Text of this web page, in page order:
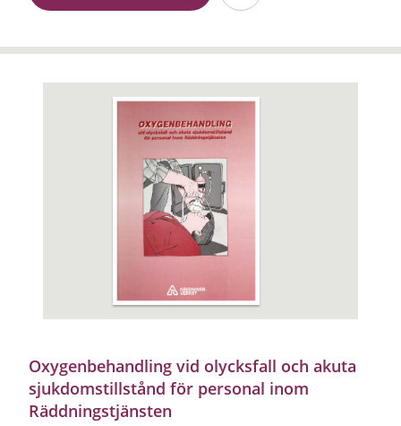
Oxygenbehandling vid olycksfall och akuta
sjukdomstillstånd för personal inom
Räddningstjänsten